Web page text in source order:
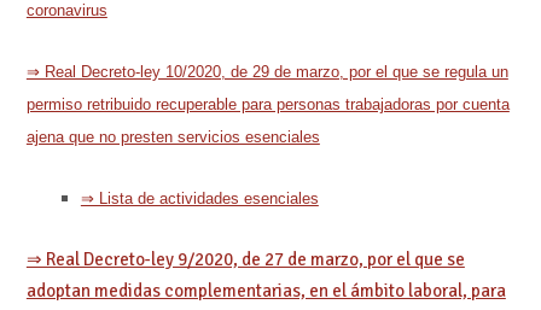
coronavirus
⇒ Real Decreto-ley 10/2020, de 29 de marzo, por el que se regula un
permiso retribuido recuperable para personas trabajadoras por cuenta
ajena que no presten servicios esenciales
⇒ Lista de actividades esenciales
⇒ Real Decreto-ley 9/2020, de 27 de marzo, por el que se
adoptan medidas complementarias, en el ámbito laboral, para